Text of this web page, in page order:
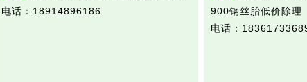
电话：18914896186
900钢丝胎低价除理​‌‌
电话：